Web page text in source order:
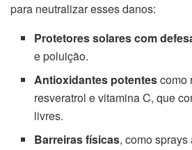
para neutralizar esses danos:
Protetores solares com
e poluição.
Antioxidantes potentescomo
resveratrol e vitamina C, que
livres.
Barreiras físicas, como